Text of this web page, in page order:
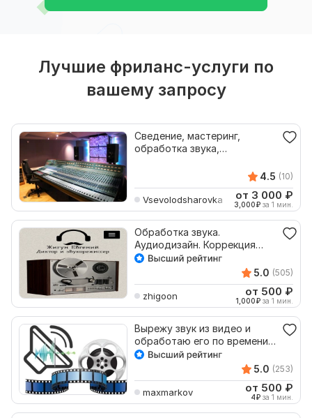
Лучшие фриланс-услуги по
вашему запросу
Сведение, мастеринг,
обработка звука,
4.5 (10)
Vsevolodsharovka от 3 000 ₽
3,000₽ за 1 мин.
Обработка звука.
Аудиодизайн. Коррекция
аудио
5.0 (505)
zhigoon от 500 ₽
1,000₽ за 1 мин.
Вырежу звук из видео и
обработаю его по времени,
таймингу
5.0 (253)
maxmarkov от 500 ₽
4₽ за 1 мин.